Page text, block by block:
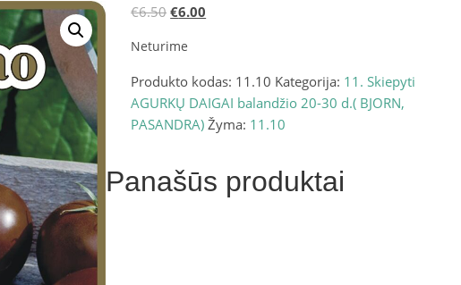
€6.50 Original
was:
€6.50.
€6.00
€6.00.
Neturime
Produkto kodas: 11.10 Kategorija: 11. Skiepyti
AGURKŲ DAIGAI balandžio 20-30 d.( BJORN,
PASANDRA) Žyma: 11.10
Panašūs produktai